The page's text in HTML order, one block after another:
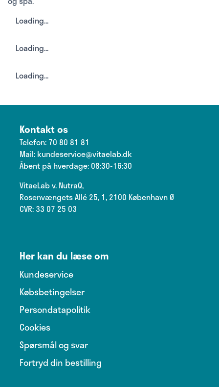
Loading...
Loading...
Loading...
Kontakt os
Telefon: 70 80 81 81
Mail: kundeservice@vitaelab.dk
Åbent på hverdage: 08:30-16:30
VitaeLab v. NutraQ,
Rosenvængets Allé 25, 1, 2100 København Ø
CVR: 33 07 25 03
Her kan du læse om
Kundeservice
Købsbetingelser
Persondatapolitik
Cookies
Spørsmål og svar
Fortryd din bestilling